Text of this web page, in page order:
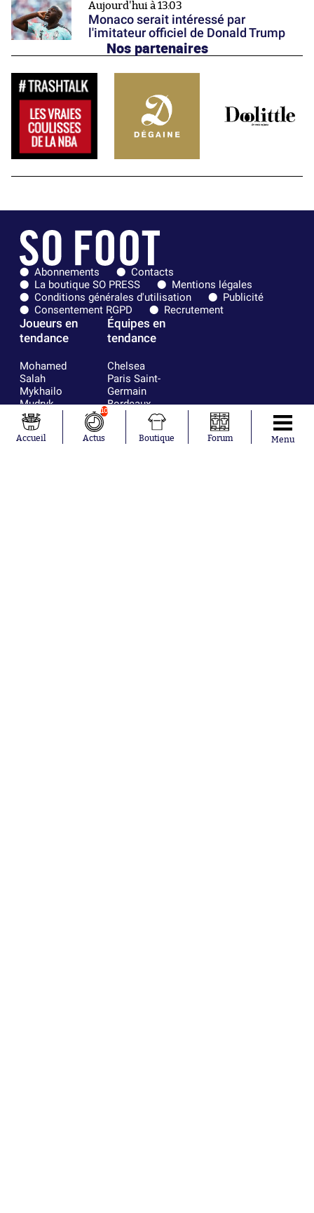
Aujourd'hui à 13:03
Monaco serait intéressé par
l'imitateur officiel de Donald Trump
Nos partenaires
Abonnements
Contacts
La boutique SO PRESS
Mentions légales
Conditions générales d'utilisation
Publicité
Consentement RGPD
Recrutement
Joueurs en
tendance
Mohamed
Salah
Mykhailo
Mudryk
Neymar
Khalis Merah
Loïs Openda
Équipes en
tendance
Chelsea
Paris Saint-
Germain
Bordeaux
Olympique
FIFA
Accueil
10
Actus Boutique Forum Menu